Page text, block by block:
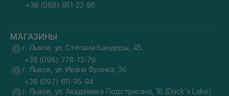
+38 (068) 951-22-86
МАГАЗИНЫ
г. Львов, ул. Степана Бандеры, 45
+38 (098) 778-13-79
г. Львов, ул. Ивана Франка, 36
+38 (097) 611-95-94
г. Львов, ул. Академика Подстригача, 1В (Duck's Lake)